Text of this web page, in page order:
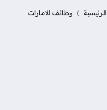
الرئيسية وظائف الامارات